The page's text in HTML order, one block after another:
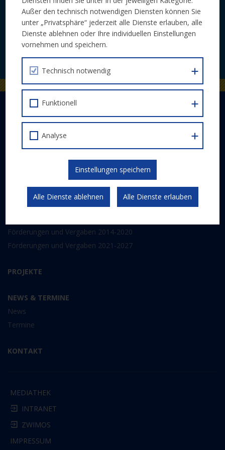
Laufende Neuigkeiten zu Calls und
Veranstaltungen bequem per E-Mail.
Abwicklung
Schwerpunkte
Gesetzlicher Rahmen
Kommunikation und Publizität
ESF 2014-2020
Förderungen und Vergaben 2014-2020
Förderungen und Vergaben 2021-2027
PROJEKTE
NEWS & TERMINE
News
Termine
KONTAKT
MEDIATHEK
INTRANET
ZWIMOS
IMPRESSUM
Außer den technisch notwendigen Diensten können Sie
unter „Privatsphäre“ jederzeit alle Dienste erlauben, alle
Dienste ablehnen oder Ihre individuellen Einstellungen
vornehmen und speichern.
Technisch notwendig
Funktionell
Analyse
Einstellungen speichern
Alle Dienste ablehnen Alle Dienste erlauben